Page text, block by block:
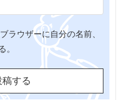
ラウザーに自分の名前、
。